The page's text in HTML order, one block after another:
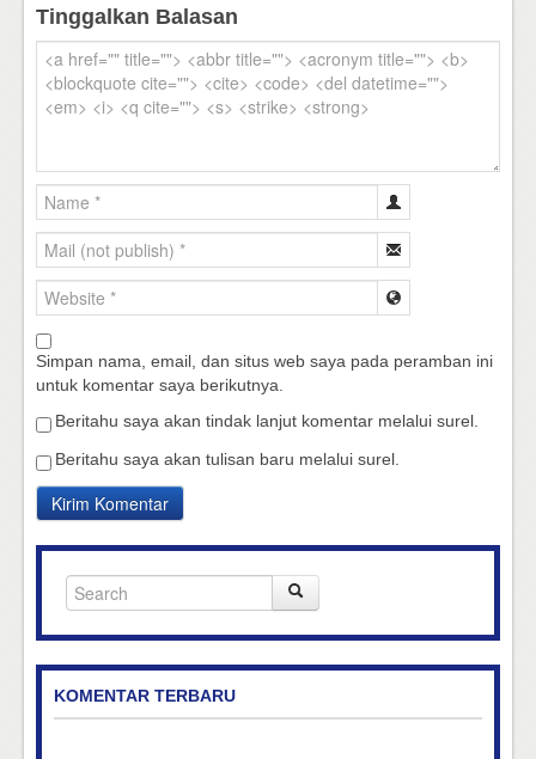
Tinggalkan Balasan
Simpan nama, email, dan situs web saya pada peramban ini
untuk komentar saya berikutnya.
Beritahu saya akan tindak lanjut komentar melalui surel.
Beritahu saya akan tulisan baru melalui surel.
KOMENTAR TERBARU